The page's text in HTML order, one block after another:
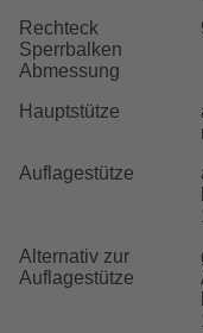
Rechteck
Sperrbalken
Abmessung
Hauptstütze
Auflagestütze
Alternativ zur
Auflagestütze